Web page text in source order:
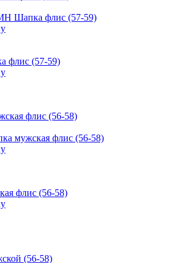
Шапка флис (57-59)
флис (57-59)
мужская флис (56-58)
флис (56-58)